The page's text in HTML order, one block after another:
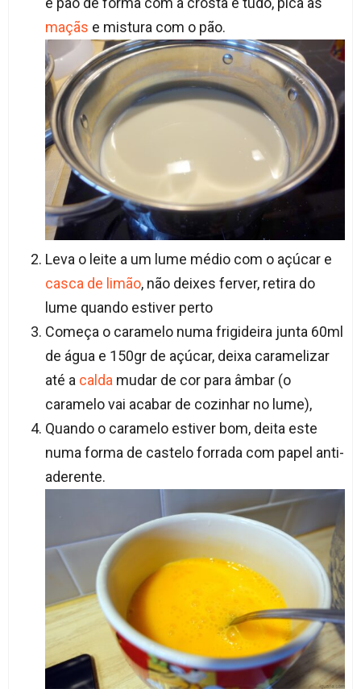
maçãs e mistura com o pão.
Leva o leite a um lume médio com o açúcar e
casca de limão, não deixes ferver, retira do
lume quando estiver perto
Começa o caramelo numa frigideira junta 60ml
de água e 150gr de açúcar, deixa caramelizar
até a calda mudar de cor para âmbar (o
caramelo vai acabar de cozinhar no lume),
Quando o caramelo estiver bom, deita este
numa forma de castelo forrada com papel anti-
aderente.